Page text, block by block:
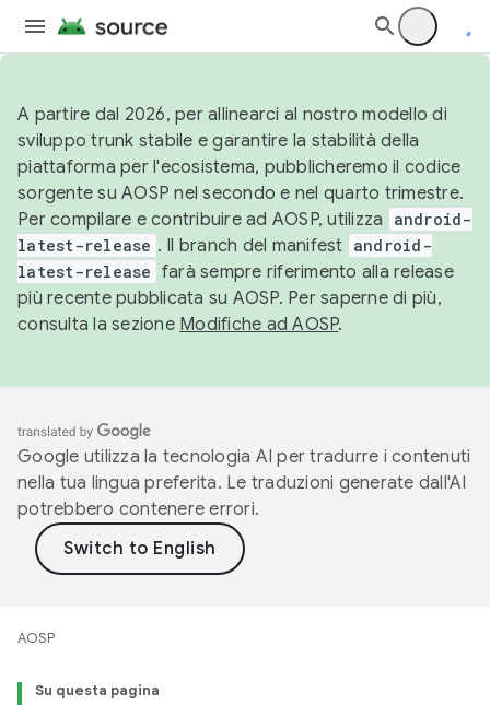
A partire dal 2026, per allinearci al nostro modello di
sviluppo trunk stabile e garantire la stabilità della
piattaforma per l'ecosistema, pubblicheremo il codice
sorgente su AOSP nel secondo e nel quarto trimestre.
Per compilare e contribuire ad AOSP, utilizza
android-
latest-release . Il branch del manifest android-
latest-release farà sempre riferimento alla release
più recente pubblicata su AOSP. Per saperne di più,
consulta la sezione Modifiche ad AOSP.
Google utilizza la tecnologia AI per tradurre i contenuti
nella tua lingua preferita. Le traduzioni generate dall'AI
potrebbero contenere errori.
AOSP
Su questa pagina